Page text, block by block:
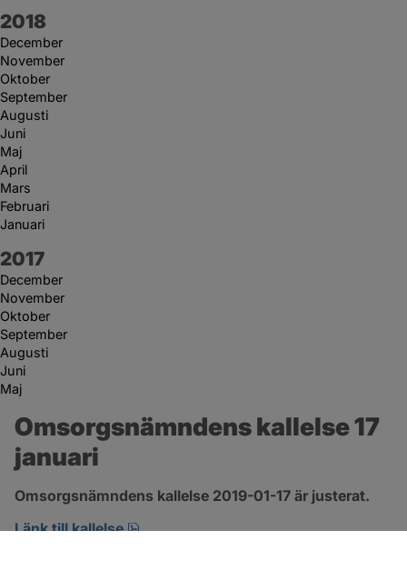
År:
2018
December
November
Oktober
September
Augusti
Juni
Maj
April
Mars
Februari
Januari
År:
2017
December
November
Oktober
September
Augusti
Juni
Maj
Omsorgsnämndens kallelse 17
januari
Omsorgsnämndens kallelse 2019-01-17 är justerat.
Länk till kallelse
pdf, öppnas i nytt fönster.